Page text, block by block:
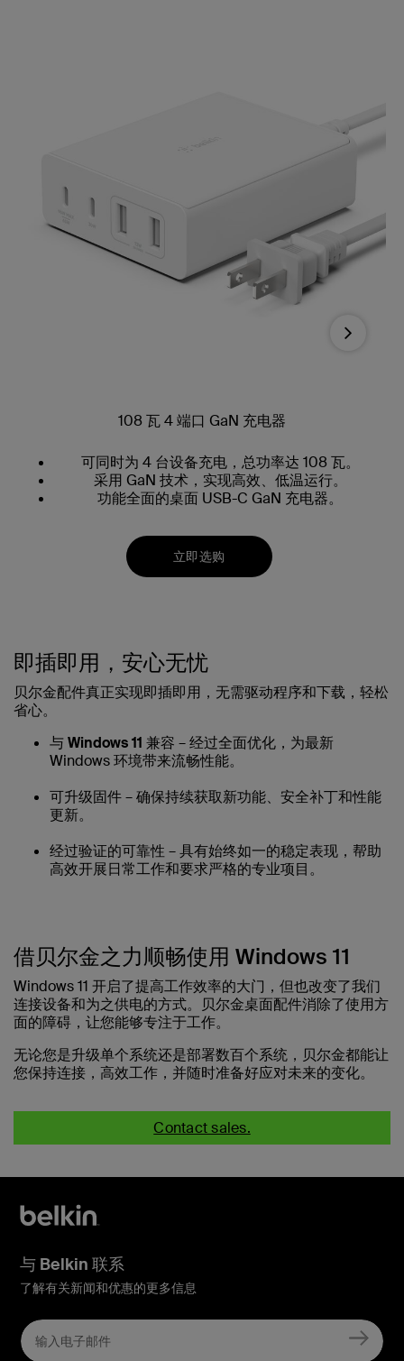
108 瓦 4 端口 GaN 充电器
可同时为 4 台设备充电，总功率达 108 瓦。
采用 GaN 技术，实现高效、低温运行。
功能全面的桌面 USB-C GaN 充电器。
立即选购
Next
即插即用，安心无忧
贝尔金配件真正实现即插即用，无需驱动程序和下载，轻松
省心。
与 Windows 11 兼容 – 经过全面优化，为最新
Windows 环境带来流畅性能。
可升级固件– 确保持续获取新功能、安全补丁和性能
更新。
经过验证的可靠性– 具有始终如一的稳定表现，帮助
高效开展日常工作和要求严格的专业项目。
借贝尔金之力顺畅使用 Windows 11
Windows 11 开启了提高工作效率的大门，但也改变了我们
连接设备和为之供电的方式。贝尔金桌面配件消除了使用方
面的障碍，让您能够专注于工作。
无论您是升级单个系统还是部署数百个系统，贝尔金都能让
您保持连接，高效工作，并随时准备好应对未来的变化。
Contact sales.
与 Belkin 联系
了解有关新闻和优惠的更多信息